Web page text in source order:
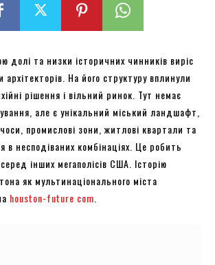
долі та низки історичних чинників виріс
На його структуру вплинули
рішення і вільний ринок. Тут немає
але є унікальний міський ландшафт,
промислові зони, житлові квартали та
в несподіваних комбінаціях. Це робить
інших мегаполісів США. Історію
як мультинаціонального міста
houston-future com